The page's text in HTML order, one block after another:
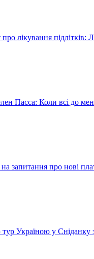
лікування підлітків:
Пасса: Коли всі до
запитання про нові
Україною у Сніданку